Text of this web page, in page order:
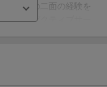
起業家の二面の経験を
のエグゼクティブサー
の経営人材へ実施。２
就任。２０１７年に